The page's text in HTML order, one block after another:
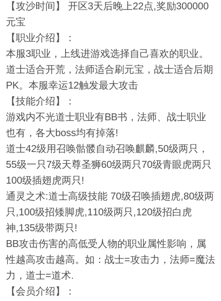
【攻沙时间】 开区3天后晚上22点,奖励300000
元宝
【职业介绍】：
本服3职业，上线进游戏选择自己喜欢的职业。
道士适合开荒，法师适合刷元宝，战士适合后期
PK。本服幸运12触发最大攻击
【技能介绍】：
游戏内不光道士职业有BB书，法师、战士职业
也有，各大boss均有掉落!
道士42级用召唤骷髅自动召唤麒麟,50级两只，
55级一只7级天尊圣狮60级两只70级青眼虎两只
100级插翅虎两只!
通灵之术:道士高级技能 70级召唤插翅虎,80级两
只,100级招矮脚虎,110级两只,120级招白虎
神,135级带两只!
BB攻击伤害的高低受人物的职业属性影响，属
性越高攻击越高。如：战士=攻击力，法师=魔法
力，道士=道术.
【会员介绍】：